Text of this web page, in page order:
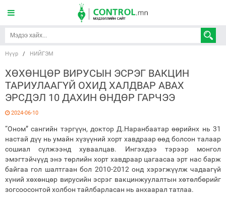
Нүүр / НИЙГЭМ
ХӨХӨНЦӨР ВИРУСЫН ЭСРЭГ ВАКЦИН
ТАРИУЛААГҮЙ ОХИД ХАЛДВАР АВАХ
ЭРСДЭЛ 10 ДАХИН ӨНДӨР ГАРЧЭЭ
2024-06-10
“Оном” сангийн тэргүүн, доктор Д.Наранбаатар өөрийнх нь 31
настай дүү нь умайн хүзүүний хорт хавдраар өөд болсон талаар
сошиал сүлжээнд хуваалцав. Ингэхдээ тэрээр монгол
эмэгтэйчүүд энэ төрлийн хорт хавдраар цагаасаа эрт нас барж
байгаа гол шалтгаан бол 2010-2012 онд хэрэгжүүлж чадаагүй
хүний хөхөнцөр вирусийн эсрэг вакцинжуулалтын хөтөлбөрийг
зогсоосонтой холбон тайлбарласан нь анхаарал татлаа.